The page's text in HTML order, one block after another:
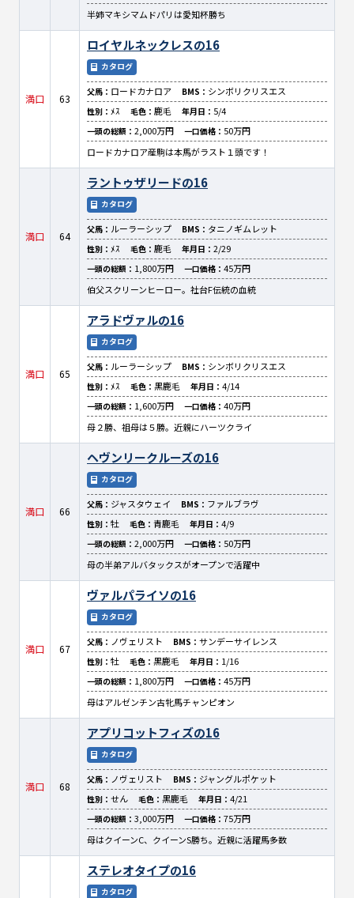
半姉マキシマムドパリは愛知杯勝ち
満口 63
ロイヤルネックレスの16
カタログ
父馬： ロードカナロア BMS： シンボリクリスエス
性別： ﾒｽ 毛色： 鹿毛 年月日： 5/4
一頭の総額： 2,000万円 一口価格： 50万円
ロードカナロア産駒は本馬がラスト１頭です！
満口 64
ラントゥザリードの16
カタログ
父馬： ルーラーシップ BMS： タニノギムレット
性別： ﾒｽ 毛色： 鹿毛 年月日： 2/29
一頭の総額： 1,800万円 一口価格： 45万円
伯父スクリーンヒーロー。社台F伝統の血統
満口 65
アラドヴァルの16
カタログ
父馬： ルーラーシップ BMS： シンボリクリスエス
性別： ﾒｽ 毛色： 黒鹿毛 年月日： 4/14
一頭の総額： 1,600万円 一口価格： 40万円
母２勝、祖母は５勝。近親にハーツクライ
満口 66
ヘヴンリークルーズの16
カタログ
父馬： ジャスタウェイ BMS： ファルブラヴ
性別： 牡 毛色： 青鹿毛 年月日： 4/9
一頭の総額： 2,000万円 一口価格： 50万円
母の半弟アルバタックスがオープンで活躍中
満口 67
ヴァルパライソの16
カタログ
父馬： ノヴェリスト BMS： サンデーサイレンス
性別： 牡 毛色： 黒鹿毛 年月日： 1/16
一頭の総額： 1,800万円 一口価格： 45万円
母はアルゼンチン古牝馬チャンピオン
満口 68
アプリコットフィズの16
カタログ
父馬： ノヴェリスト BMS： ジャングルポケット
性別： せん 毛色： 黒鹿毛 年月日： 4/21
一頭の総額： 3,000万円 一口価格： 75万円
母はクイーンC、クイーンS勝ち。近親に活躍馬多数
ステレオタイプの16
カタログ